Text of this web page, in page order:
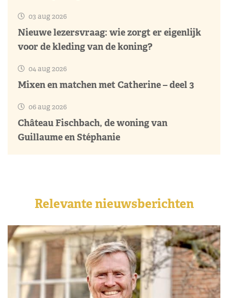
03 aug 2026
Nieuwe lezersvraag: wie zorgt er eigenlijk
voor de kleding van de koning?
04 aug 2026
Mixen en matchen met Catherine – deel 3
06 aug 2026
Château Fischbach, de woning van
Guillaume en Stéphanie
Relevante nieuwsberichten